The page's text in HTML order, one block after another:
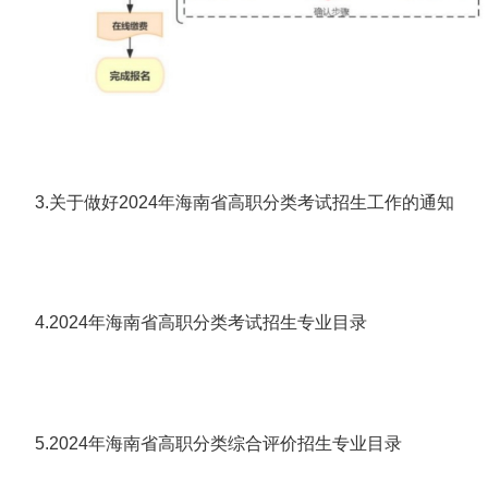
3.关于做好2024年海南省高职分类考试招生工作的通知
4.2024年海南省高职分类考试招生专业目录
5.2024年海南省高职分类综合评价招生专业目录